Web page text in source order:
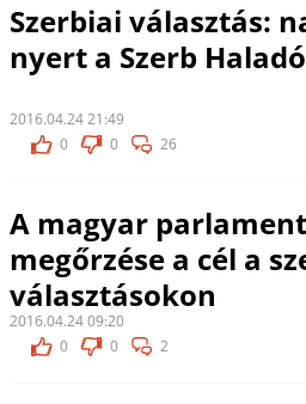
Szerbiai választás:
nyert a Szerb
2016.04.24 21:49
0
0 26
A magyar
megőrzése a cél a
választásokon
2016.04.24 09:20
0
0 2